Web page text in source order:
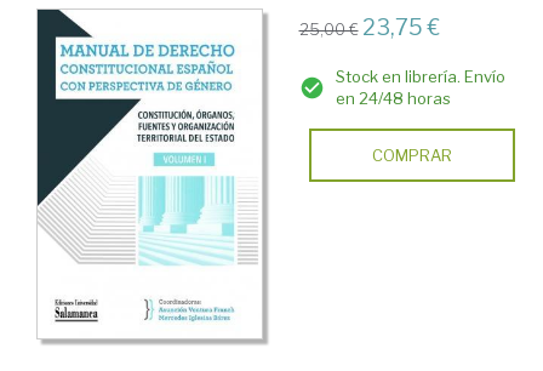
25,00 € 23,75 €
Stock en librería. Envío
en 24/48 horas
COMPRAR